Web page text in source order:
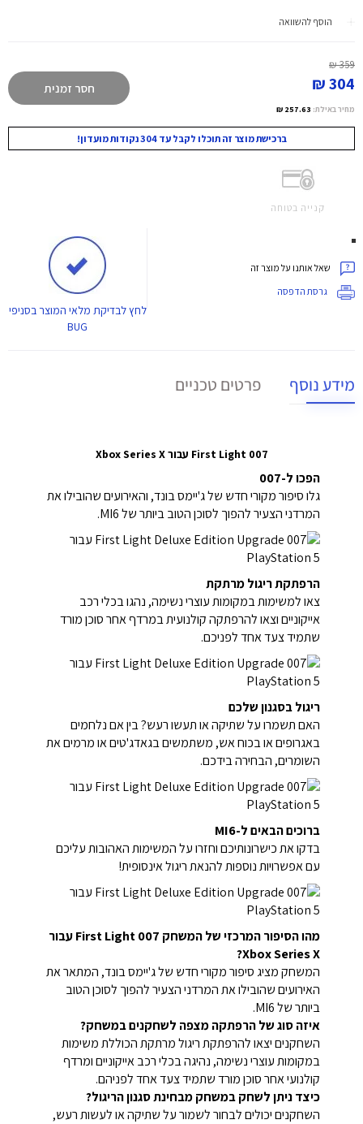
הוסף להשוואה
359 ₪
304 ₪
מחיר באילת: 257.63 ₪
חסר זמנית
ברכישת מוצר זה תוכלו לקבל עד 304 נקודות מועדון!
קנייה בטוחה
שאל אותנו על מוצר זה
גרסת הדפסה
לחץלבדיקת מלאי המוצר בסניפי
BUG
מידע נוסף פרטים טכניים
007 First Light עבור Xbox Series X
הפכו ל-007
גלו סיפור מקורי חדש של ג'יימס בונד, והאירועים שהובילו את
המרדני הצעיר להפוך לסוכן הטוב ביותר של MI6.
הרפתקת ריגול מרתקת
צאו למשימות במקומות עוצרי נשימה, נהגו בכלי רכב
אייקוניים וצאו להרפתקה קולנועית במרדף אחר סוכן מורד
שתמיד צעד אחד לפניכם.
ריגול בסגנון שלכם
האם תשמרו על שתיקה או תעשו רעש? בין אם נלחמים
באגרופים או בכוח אש, משתמשים בגאדג'טים או מרמים את
השומרים, הבחירה בידכם.
ברוכים הבאים ל-MI6
בדקו את כישרונותיכם וחזרו על המשימות האהובות עליכם
עם אפשרויות נוספות להנאת ריגול אינסופית!
מהו הסיפור המרכזי של המשחק 007 First Light עבור
Xbox Series X?
המשחק מציג סיפור מקורי חדש של ג'יימס בונד, המתאר את
האירועים שהובילו את המרדני הצעיר להפוך לסוכן הטוב
ביותר של MI6.
איזה סוג של הרפתקה מצפה לשחקנים במשחק?
השחקנים יצאו להרפתקת ריגול מרתקת הכוללת משימות
במקומות עוצרי נשימה, נהיגה בכלי רכב אייקוניים ומרדף
קולנועי אחר סוכן מורד שתמיד צעד אחד לפניהם.
כיצד ניתן לשחק במשחק מבחינת סגנון הריגול?
השחקנים יכולים לבחור לשמור על שתיקה או לעשות רעש,